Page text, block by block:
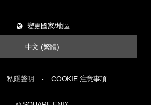
私隱聲明 COOKIE 注意事項
變更國家/地區
中文 (繁體)